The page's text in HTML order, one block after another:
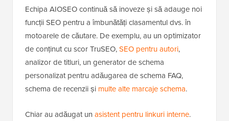
Echipa AIOSEO continuă să inoveze și să adauge noi
funcții SEO pentru a îmbunătăți clasamentul dvs. în
motoarele de căutare. De exemplu, au un optimizator
de conținut cu scor TruSEO,SEO pentru autori,
analizor de titluri, un generator de schema
personalizat pentru adăugarea de schema FAQ,
schema de recenzii și multe alte marcaje schema.
Chiar au adăugat un asistent pentru linkuri interne.